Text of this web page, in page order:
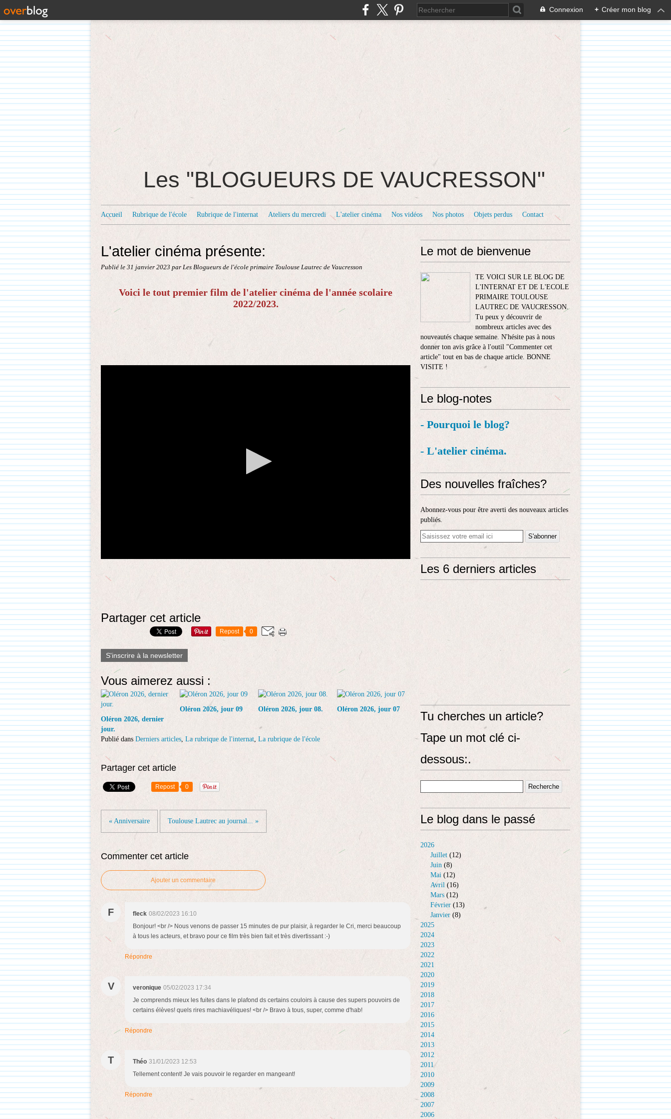
Connexion + Créer mon blog
Les "BLOGUEURS DE VAUCRESSON"
Accueil Rubrique de l'école Rubrique de l'internat Ateliers du mercredi L'atelier cinéma Nos vidéos Nos photos Objets perdus Contact
L'atelier cinéma présente:
Publié le 31 janvier 2023 par Les Blogueurs de l'école primaire Toulouse Lautrec de Vaucresson
Voici le tout premier film de l'atelier cinéma de l'année scolaire
2022/2023.
Partager cet article
Repost 0
S'inscrire à la newsletter
Vous aimerez aussi :
Oléron 2026, dernier
jour.
Oléron 2026, jour 09 Oléron 2026, jour 08. Oléron 2026, jour 07
Publié dans Derniers articles, La rubrique de l'internat, La rubrique de l'école
Partager cet article
Repost 0
« Anniversaire Toulouse Lautrec au journal... »
Commenter cet article
Ajouter un commentaire
F fleck 08/02/2023 16:10
Bonjour! <br /> Nous venons de passer 15 minutes de pur plaisir, à regarder le Cri, merci beaucoup
à tous les acteurs, et bravo pour ce film très bien fait et très divertissant :-)
Répondre
V veronique 05/02/2023 17:34
Je comprends mieux les fuites dans le plafond ds certains couloirs à cause des supers pouvoirs de
certains élèves! quels rires machiavéliques! <br /> Bravo à tous, super, comme d'hab!
Répondre
T Théo 31/01/2023 12:53
Tellement content! Je vais pouvoir le regarder en mangeant!
Répondre
Le mot de bienvenue
TE VOICI SUR LE BLOG DE
L'INTERNAT ET DE L'ECOLE
PRIMAIRE TOULOUSE
LAUTREC DE VAUCRESSON.
Tu peux y découvrir de
nombreux articles avec des
nouveautés chaque semaine. N'hésite pas à nous
donner ton avis grâce à l'outil "Commenter cet
article" tout en bas de chaque article. BONNE
VISITE !
Le blog-notes
- Pourquoi le blog?
- L'atelier cinéma.
Des nouvelles fraîches?
Abonnez-vous pour être averti des nouveaux articles
publiés.
Les 6 derniers articles
Tu cherches un article?
Tape un mot clé ci-
dessous:.
Le blog dans le passé
2026
Juillet (12)
Juin (8)
Mai (12)
Avril (16)
Mars (12)
Février (13)
Janvier (8)
2025
2024
2023
2022
2021
2020
2019
2018
2017
2016
2015
2014
2013
2012
2011
2010
2009
2008
2007
2006